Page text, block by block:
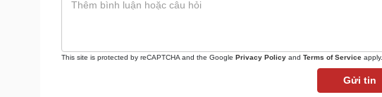
This site is protected by reCAPTCHA and the Google Privacy Policy and Terms of Service apply.
Gửi tin